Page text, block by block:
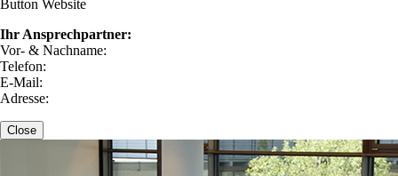
Button Website
Ihr Ansprechpartner:
Vor- & Nachname:
Telefon:
E-Mail:
Adresse:
Close